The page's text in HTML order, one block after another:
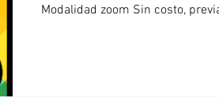
Modalidad zoom Sin costo,